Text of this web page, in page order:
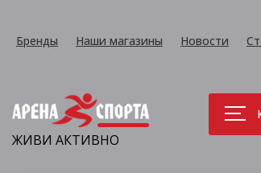
Бренды Наши магазины Новости
ЖИВИ АКТИВНО